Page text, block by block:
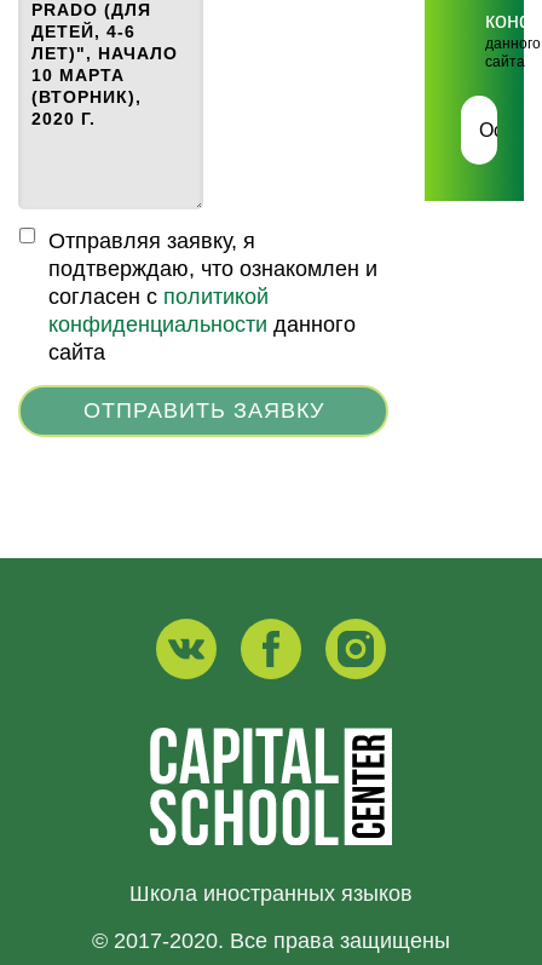
Отправляя заявку, я
подтверждаю, что ознакомлен и
согласен с политикой
конфиденциальности данного
сайта
ОТПРАВИТЬ ЗАЯВКУ
данного
сайта
Школа иностранных языков
© 2017-2020. Все права защищены